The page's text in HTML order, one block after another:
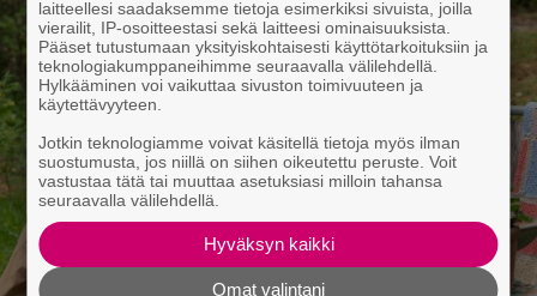
laitteellesi saadaksemme tietoja esimerkiksi sivuista, joilla
vierailit, IP-osoitteestasi sekä laitteesi ominaisuuksista.
Pääset tutustumaan yksityiskohtaisesti käyttötarkoituksiin ja
teknologiakumppaneihimme seuraavalla välilehdellä.
Hylkääminen voi vaikuttaa sivuston toimivuuteen ja
käytettävyyteen.
Jotkin teknologiamme voivat käsitellä tietoja myös ilman
suostumusta, jos niillä on siihen oikeutettu peruste. Voit
vastustaa tätä tai muuttaa asetuksiasi milloin tahansa
seuraavalla välilehdellä.
Hyväksyn kaikki
Omat valintani